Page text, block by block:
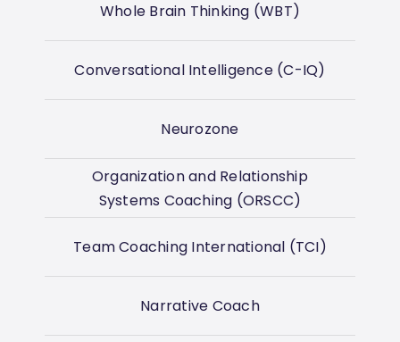
Whole Brain Thinking (WBT)
Conversational Intelligence (C-IQ)
Neurozone
Organization and Relationship
Systems Coaching (ORSCC)
Team Coaching International (TCI)
Narrative Coach